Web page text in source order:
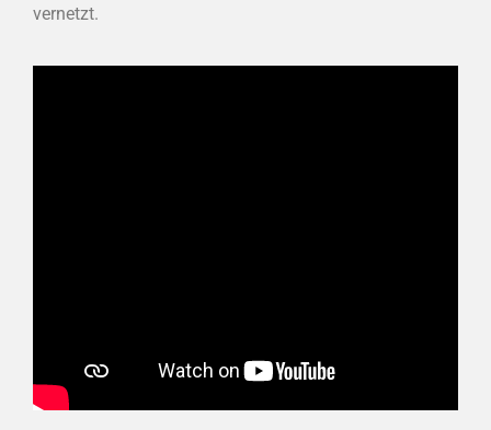
vernetzt.